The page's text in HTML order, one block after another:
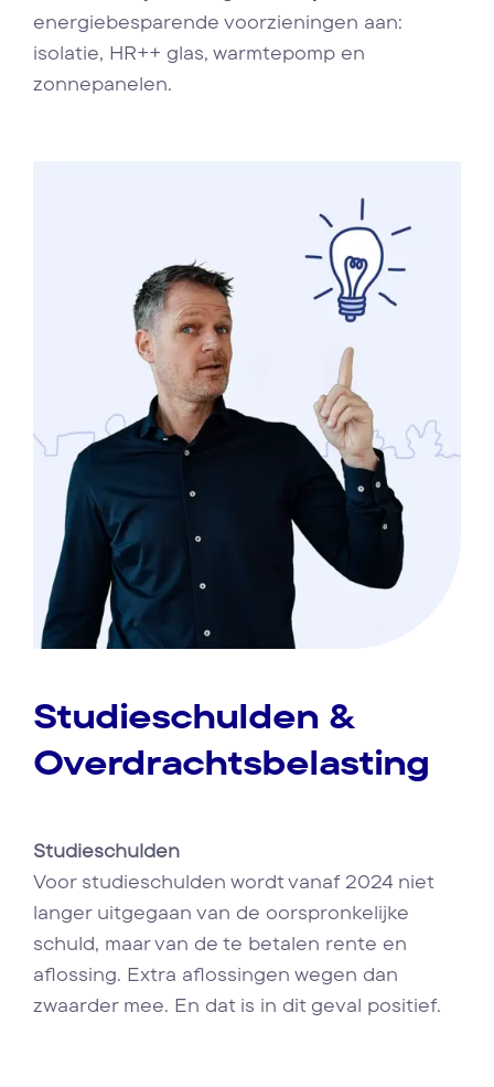
energiebesparende voorzieningen aan:
isolatie, HR++ glas, warmtepomp en
zonnepanelen.
Studieschulden &
Overdrachtsbelasting
Studieschulden
Voor studieschulden wordt vanaf 2024 niet
langer uitgegaan van de oorspronkelijke
schuld, maar van de te betalen rente en
aflossing. Extra aflossingen wegen dan
zwaarder mee. En dat is in dit geval positief.